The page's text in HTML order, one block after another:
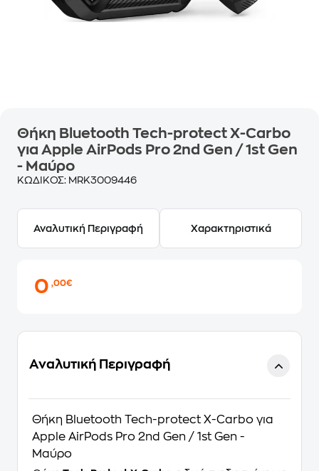
Θήκη Bluetooth Tech-protect X-Carbo
για Apple AirPods Pro 2nd Gen / 1st Gen
- Μαύρο
ΚΩΔΙΚΟΣ: MRK3009446
Αναλυτική Περιγραφή Χαρακτηριστικά
0,00€
Αναλυτική Περιγραφή
Θήκη Bluetooth Tech-protect X-Carbo για
Apple AirPods Pro 2nd Gen / 1st Gen -
Μαύρο